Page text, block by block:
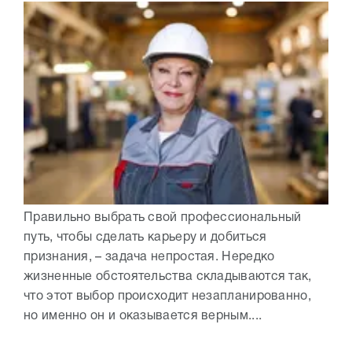
Правильно выбрать свой профессиональный
путь, чтобы сделать карьеру и добиться
признания, – задача непростая. Нередко
жизненные обстоятельства складываются так,
что этот выбор происходит незапланированно,
но именно он и оказывается верным....